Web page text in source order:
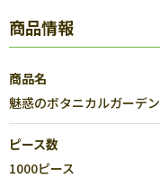
商品情報
商品名
魅惑のボタニカルガーデン
ピース数
1000ピース